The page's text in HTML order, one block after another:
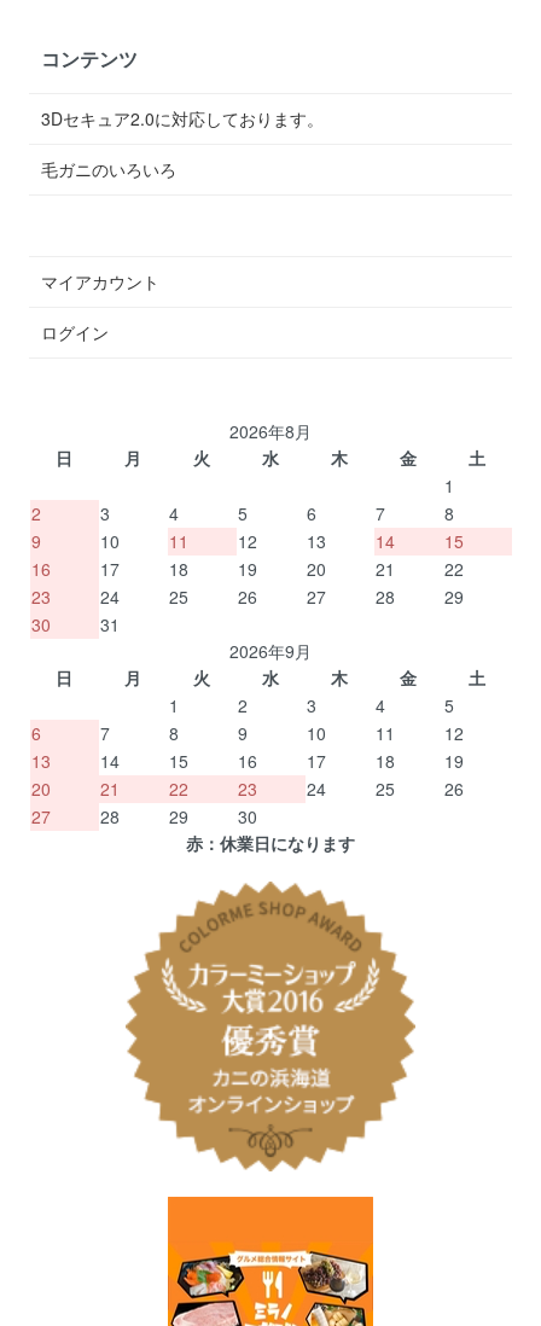
コンテンツ
3Dセキュア2.0に対応しております。
毛ガニのいろいろ
マイアカウント
ログイン
2026年8月
日
月 火 水 木 金
土
1
2
3 4 5 6 7
8
9
10 11 12 13 14
15
16
17 18 19 20 21
22
23
24 25 26 27 28
29
30
31
2026年9月
日
月 火 水 木 金
土
1
2 3 4
5
6
7 8 9 10 11
12
13
14 15 16 17 18
19
20
21 22 23 24 25
26
27
28 29
30
赤：休業日になります